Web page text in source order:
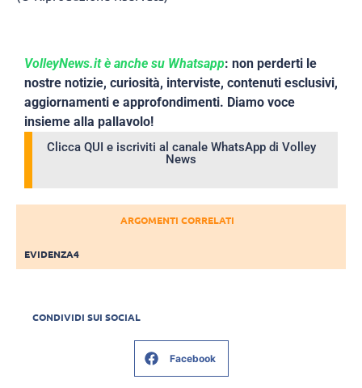
VolleyNews.it è anche su Whatsapp: non perderti le
nostre notizie, curiosità, interviste, contenuti esclusivi,
aggiornamenti e approfondimenti. Diamo voce
insieme alla pallavolo!
Clicca QUI e iscriviti al canale WhatsApp di Volley
News
ARGOMENTI CORRELATI
EVIDENZA4
CONDIVIDI SUI SOCIAL
Facebook